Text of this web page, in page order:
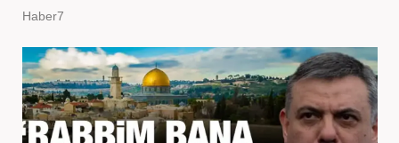
Haber7